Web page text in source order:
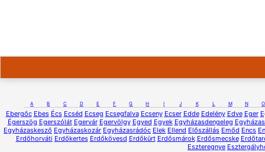
A B C D E F G H I J K L M N O
Ebergőc Ebes Écs Ecséd Ecseg Ecsegfalva Ecseny Ecser Edde Edelény Edve Eger
Égerszög Egerszólát Egervár Egervölgy Egyed Egyek Egyházasdengeleg
Egyházaskesző Egyházaskozár Egyházasrádóc Elek Ellend Előszállás Emőd Encs
Erdőhorváti Erdőkertes Erdőkövesd Erdőkürt Erdősmárok Erdősmecske
Eszteregnye